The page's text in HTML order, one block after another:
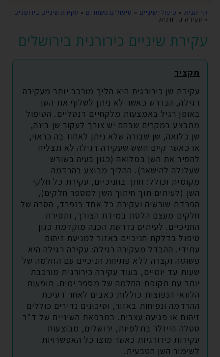
דף הבית » טיפולי שיניים » טיפולים משמרים » עקירת שיניים בירושלים
» עקירה כירורגית
עקירת שיניים כירורגית בירושלים
תקציר
עקירת שן כירורגית היא הליך מורכב יותר מעקירה
רגילה, הנדרש כאשר לא ניתן לשלוף את השן
באופן רגיל באמצעות מלקחיים דנטליים. הטיפול
מתבצע במקרים שבהם יש צורך לעקור שן בינה,
שן כלואה, שן שבורה שלא ניתן לאחוז בה כראוי,
או כאשר קיים חשש שעקירה רגילה לא תצליח
להסיר את השן במלואה (כגון בעיה בשורש
שעלולה להישאר). ההליך מבוצע בהרדמה
מקומית וכולל: חתך בחניכיים, עקירת כל חלקי
השן (לעיתים תוך חיתוך השן למספר חלקים),
הפרדת שורשיה ועקירת כל אחד בנפרד, הסרה של
חלקים מעצם הלסת במידת הצורך, ותפירת
החניכיים. לעיתים נדרשת הכנה מוקדמת כגון
טיפול בדלקת חניכיים באזור למניעת זיהום
עתידי. ההבדל מעקירה רגילה: עקירה רגילה היא
פשוטה וקצרה ללא פתיחת חניכיים עם החלמה של
שעות עד יומיים, בעוד עקירה כירורגית מורכבת
יותר עם תקופת החלמה של מספר ימים. תופעות
הלוואי הנפוצות כוללות כאבים לאחר דעיכת
ההרדמה ונפיחות באזור, וסיכונים נדירים כוללים
זיהום או פגיעה עצבית. במרפאת השיניים של ד"ר
סטלה הייזלר בתלפיות, ירושלים, מבוצעות
עקירות כירורגיות כאשר מוצו כל האפשרויות
לשימור השן הטבעית.